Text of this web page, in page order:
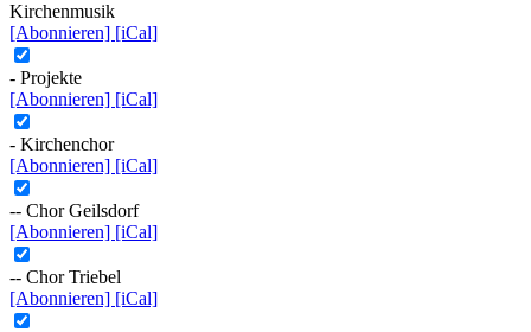
Kirchenmusik
[Abonnieren] [iCal]
- Projekte
[Abonnieren] [iCal]
- Kirchenchor
[Abonnieren] [iCal]
-- Chor Geilsdorf
[Abonnieren] [iCal]
-- Chor Triebel
[Abonnieren] [iCal]